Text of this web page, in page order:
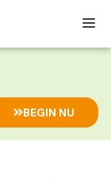
BEGIN NU